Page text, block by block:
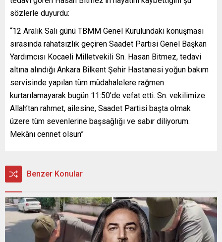
sözlerle duyurdu:
“12 Aralık Salı günü TBMM Genel Kurulundaki konuşması
sırasında rahatsızlık geçiren Saadet Partisi Genel Başkan
Yardımcısı Kocaeli Milletvekili Sn. Hasan Bitmez, tedavi
altına alındığı Ankara Bilkent Şehir Hastanesi yoğun bakım
servisinde yapılan tüm müdahalelere rağmen
kurtarılamayarak bugün 11:50’de vefat etti. Sn. vekilimize
Allah’tan rahmet, ailesine, Saadet Partisi başta olmak
üzere tüm sevenlerine başsağlığı ve sabır diliyorum.
Mekânı cennet olsun”
Benzer Konular